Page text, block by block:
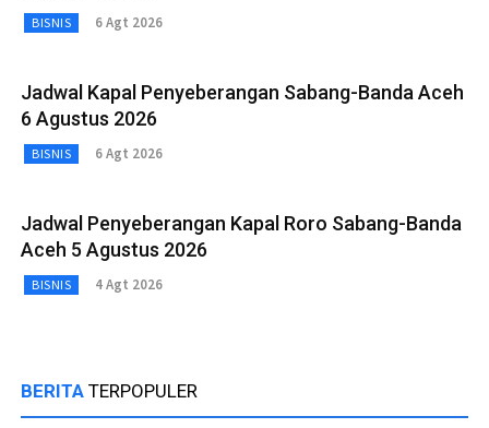
BISNIS 6 Agt 2026
Jadwal Kapal Penyeberangan Sabang-Banda Aceh
6 Agustus 2026
BISNIS 6 Agt 2026
Jadwal Penyeberangan Kapal Roro Sabang-Banda
Aceh 5 Agustus 2026
BISNIS 4 Agt 2026
BERITA TERPOPULER